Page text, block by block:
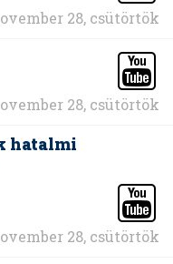
28, csütörtök
28, csütörtök
hatalmi
28, csütörtök